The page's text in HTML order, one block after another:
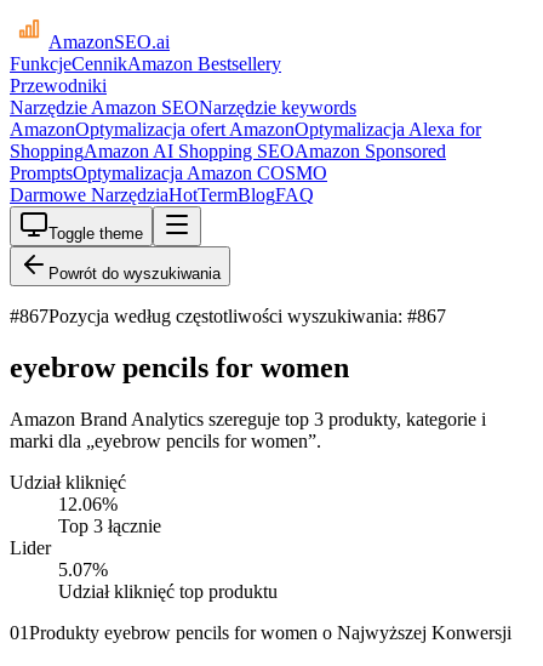
AmazonSEO.ai
FunkcjeCennikAmazon Bestsellery
Przewodniki
Narzędzie Amazon SEONarzędzie keywords
AmazonOptymalizacja ofert AmazonOptymalizacja Alexa for
ShoppingAmazon AI Shopping SEOAmazon Sponsored
PromptsOptymalizacja Amazon COSMO
Darmowe NarzędziaHotTermBlogFAQ
Toggle theme
Powrót do wyszukiwania
#867Pozycja według częstotliwości wyszukiwania: #867
eyebrow pencils for women
Amazon Brand Analytics szereguje top 3 produkty, kategorie i
marki dla „eyebrow pencils for women”.
Udział kliknięć
12.06%
Top 3 łącznie
Lider
5.07%
Udział kliknięć top produktu
01Produkty eyebrow pencils for women o Najwyższej Konwersji